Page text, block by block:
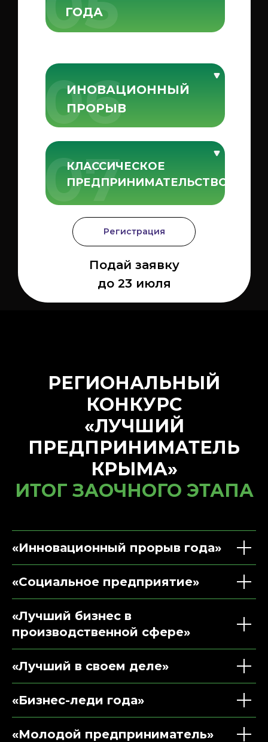
Регистрация
Подай заявку
до 23 июля
06
07
ГОДА
ИНОВАЦИОННЫЙ
ПРОРЫВ
КЛАССИЧЕСКОЕ
ПРЕДПРИНИМАТЕЛЬСТВО
РЕГИОНАЛЬНЫЙ
КОНКУРС
«ЛУЧШИЙ
ПРЕДПРИНИМАТЕЛЬ
КРЫМА»
ИТОГ ЗАОЧНОГО ЭТАПА
«Инновационный прорыв года»
«Социальное предприятие»
«Лучший бизнес в
производственной сфере»
«Лучший в своем деле»
«Бизнес-леди года»
«Молодой предприниматель»